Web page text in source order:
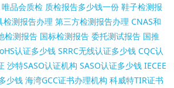
唯品会质检 质检报告多少钱一份 鞋子检测报
检测报告办理 第三方检测报告办理 CNAS和
检测报告 国标检测报告 委托测试报告 国推
认证多少钱 SRRC无线认证多少钱 CQC认
沙特SASO认证机构 SASO认证多少钱 IECEE
少钱 海湾GCC证书办理机构 科威特TIR证书